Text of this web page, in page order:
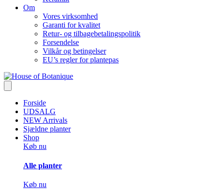
Om
Vores virksomhed
Garanti for kvalitet
Retur- og tilbagebetalingspolitik
Forsendelse
Vilkår og betingelser
EU’s regler for plantepas
Forside
UDSALG
NEW Arrivals
Sjældne planter
Shop
Køb nu
Alle planter
Køb nu